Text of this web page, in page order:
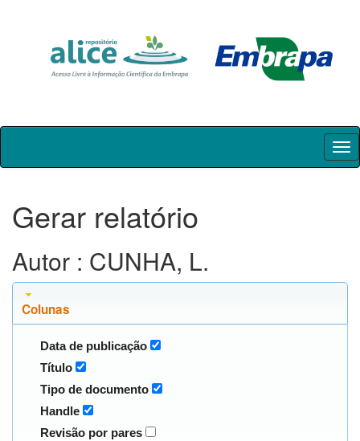
Skip
Gerar relatório
Autor : CUNHA, L.
Colunas
Data de publicação
Título
Tipo de documento
Handle
Revisão por pares